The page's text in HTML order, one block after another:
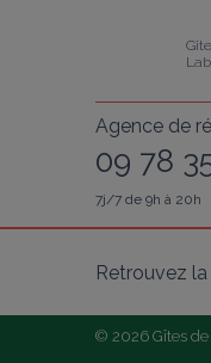
Agence de
09 78
7j/7 de 9h à 20h
Retrouvez
© 2026 Gîtes